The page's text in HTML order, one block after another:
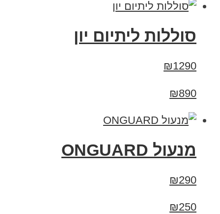
סוללות ליתיום יון
₪1290
₪890
מנעול ONGUARD
₪290
₪250